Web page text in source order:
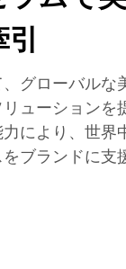
グローバルな
ューションを
により、世界
ブランドに支